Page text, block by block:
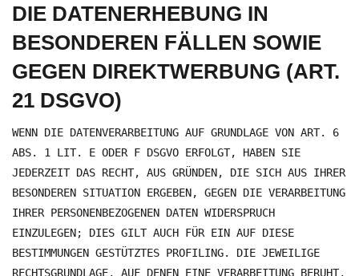
DIE DATENERHEBUNG IN
BESONDEREN FÄLLEN SOWIE
GEGEN DIREKTWERBUNG (ART.
21 DSGVO)
WENN DIE DATENVERARBEITUNG AUF GRUNDLAGE VON ART. 6
ABS. 1 LIT. E ODER F DSGVO ERFOLGT, HABEN SIE
JEDERZEIT DAS RECHT, AUS GRÜNDEN, DIE SICH AUS IHRER
BESONDEREN SITUATION ERGEBEN, GEGEN DIE VERARBEITUNG
IHRER PERSONENBEZOGENEN DATEN WIDERSPRUCH
EINZULEGEN; DIES GILT AUCH FÜR EIN AUF DIESE
BESTIMMUNGEN GESTÜTZTES PROFILING. DIE JEWEILIGE
RECHTSGRUNDLAGE, AUF DENEN EINE VERARBEITUNG BERUHT,